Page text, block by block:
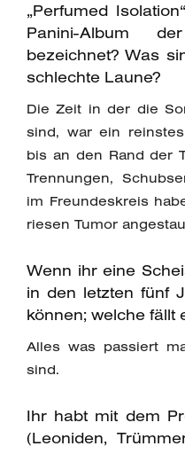
„Perfumed
Panini-Album
bezeichnet? Was
schlechte Laune?
Die Zeit in der die
sind, war ein
bis an den Rand der
Trennungen,
im Freundeskreis
riesen Tumor
Wenn ihr eine
in den letzten fünf
können; welche fällt
Alles was passiert
sind.
Ihr habt mit dem
(Leoniden,